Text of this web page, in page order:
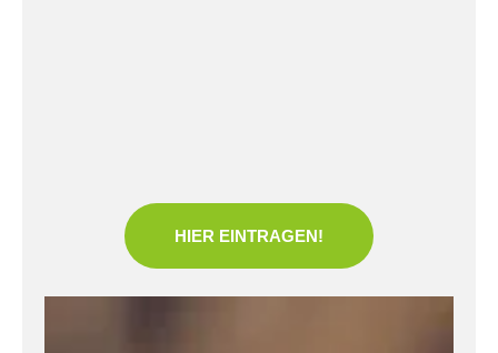
HIER EINTRAGEN!